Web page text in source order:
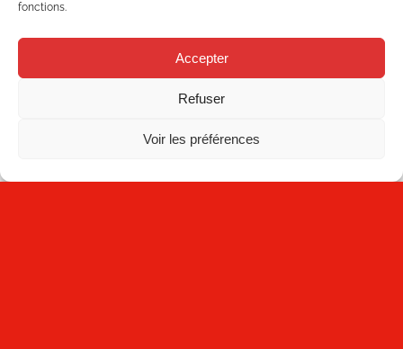
fonctions.
Accepter
Refuser
Voir les préférences
ENGAGEMENT EN FAVEUR DE LA
DURABILITÉ ET DE LA RÉDUCTION